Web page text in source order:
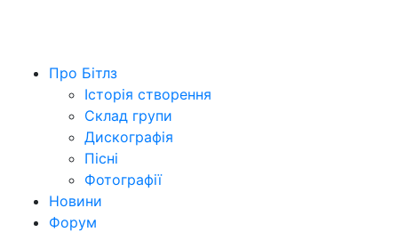
Про Бітлз
Історія створення
Склад групи
Дискографія
Пісні
Фотографії
Новини
Форум